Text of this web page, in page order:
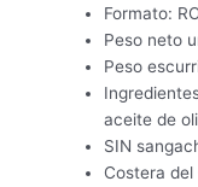
Formato:
Peso neto
Peso
aceite de
SIN
Costera